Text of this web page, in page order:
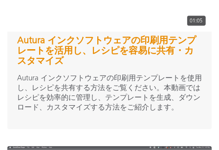
Autura インクソフトウェアの印刷用テンプ
レートを活用し、レシピを容易に共有・カ
スタマイズ
Autura インクソフトウェアの印刷用テンプレートを使用
し、レシピを共有する方法をご覧ください。本動画では
レシピを効率的に管理し、テンプレートを生成、ダウン
ロード、カスタマイズする方法をご紹介します。